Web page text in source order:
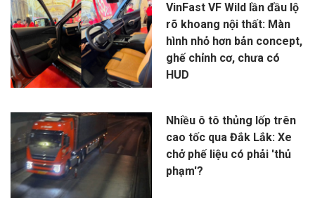
VinFast VF Wild lần đầu lộ
rõ khoang nội thất: Màn
hình nhỏ hơn bản concept,
ghế chỉnh cơ, chưa có
HUD
Nhiều ô tô thủng lốp trên
cao tốc qua Đắk Lắk: Xe
chở phế liệu có phải 'thủ
phạm'?